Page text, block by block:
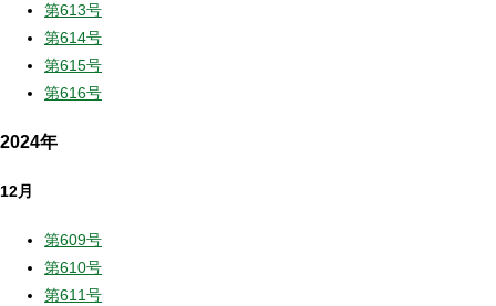
第613号
第614号
第615号
第616号
2024年
12月
第609号
第610号
第611号